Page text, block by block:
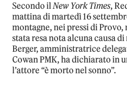
Secondo ilNew York Times,
mattina di martedì 16
montagne, nei pressi di Provo,
stata resa nota alcuna causa
Berger, amministratrice
Cowan PMK, ha dichiarato in
l’attore “è morto nel sonno”.